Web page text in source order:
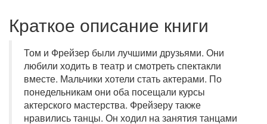
Краткое описание книги
Том и Фрейзер были лучшими друзьями. Они
любили ходить в театр и смотреть спектакли
вместе. Мальчики хотели стать актерами. По
понедельникам они оба посещали курсы
актерского мастерства. Фрейзеру также
нравились танцы. Он ходил на занятия танцами